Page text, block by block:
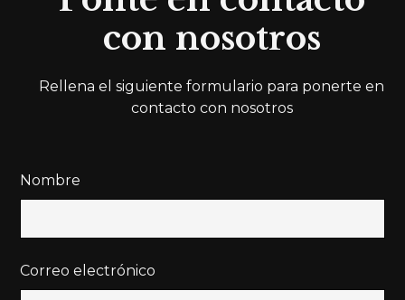
con nosotros
Rellena el siguiente formulario para ponerte en
contacto con nosotros
Nombre
Correo electrónico